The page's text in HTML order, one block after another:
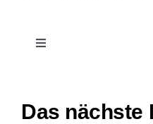
Toggle
Das nächste